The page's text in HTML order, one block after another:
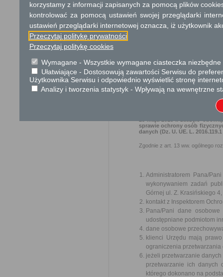
Numer konta bankowego:
Bank PEKAO SANr 61 1240
1.Ustawa z dnia 21
z dnia 23 kwietnia 1964r.
skarbowej (t.j. Dz. U. z 2012
sprawie ochrony osób
danych (Dz. U. UE. L.
Zgodnie z art. 13 ww. ogólnego
Administratorem Pana/
wykonywaniem zadań
Górnej ul. Z. Krasińskiego
kontakt z Inspektorem
Pana/Pani dane
udostępniane podmiotom
dane osobowe
klienci Urzędu mają
ograniczenia
jeżeli przetwarzanie
przetwarzanie ich danych
którego dokonano na
korzystamy z informacji zapisanych za pomocą plików
kontrolować za pomocą ustawień swojej przeglądarki
ustawień przeglądarki internetowej oznacza, iż użytkownik
Przeczytaj politykę prywatności
Przeczytaj politykę cookies
Wymagane - Wszystkie wymagane ciasteczka
Ułatwiające - Dostosowują zawartości Serwisu do
Użytkownika Serwisu i odpowiednio wyświetlić stronę
Analizy i tworzenia statystyk - Wpływają na wewnętrzne